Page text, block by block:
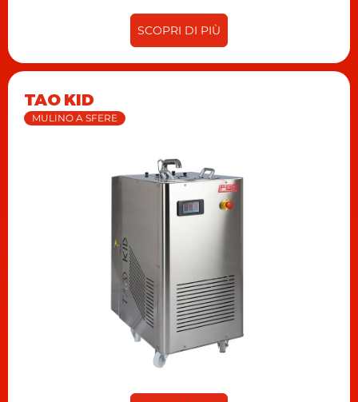
SCOPRI DI PIÙ
TAO KID
MULINO A SFERE